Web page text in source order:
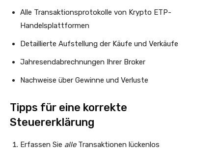
Alle Transaktionsprotokolle von Krypto ETP-
Handelsplattformen
Detaillierte Aufstellung der Käufe und Verkäufe
Jahresendabrechnungen Ihrer Broker
Nachweise über Gewinne und Verluste
Tipps für eine korrekte
Steuererklärung
Erfassen Sie alleTransaktionen lückenlos